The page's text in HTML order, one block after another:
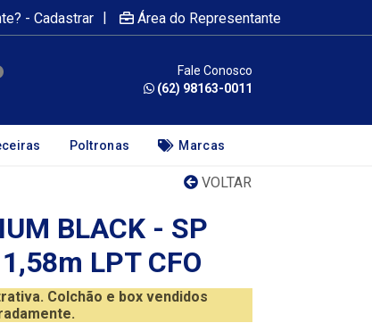
- Cadastrar | Área do Representante
Fale Conosco
(62) 98163-0011
Poltronas Marcas
VOLTAR
BLACK - SP
LPT CFO
Colchão e box vendidos